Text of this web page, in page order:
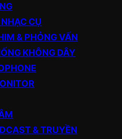
CỤ
& PHỎNG VẤN
KHÔNG DÂY
& TRUYỀN